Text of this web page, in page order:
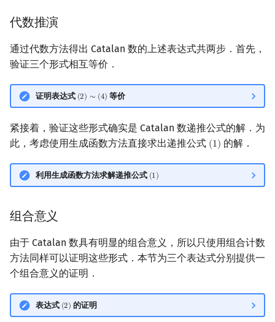
代数推演
通过代数方法得出 Catalan 数的上述表达式共两步．首先，
验证三个形式相互等价．
证明表达式 (2) ∼ (4)
(2)∼(4) 等价
紧接着，验证这些形式确实是 Catalan 数递推公式的解．为
此，考虑使用生成函数方法直接求出递推公式 (1)
(1) 的解．
利用生成函数方法求解递推公式 (1)
(1)
组合意义
由于 Catalan 数具有明显的组合意义，所以只使用组合计数
方法同样可以证明这些形式．本节为三个表达式分别提供一
个组合意义的证明．
表达式 (2)
(2) 的证明